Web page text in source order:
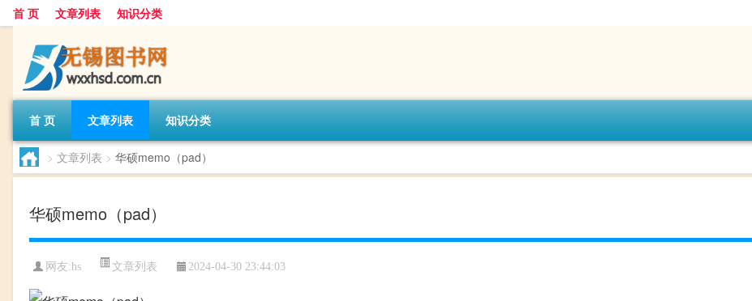
首 页 文章列表 知识分类
首 页 文章列表 知识分类
> 文章列表 > 华硕memo（pad）
华硕memo（pad）
网友:hs 文章列表 2024-04-30 23:44:03